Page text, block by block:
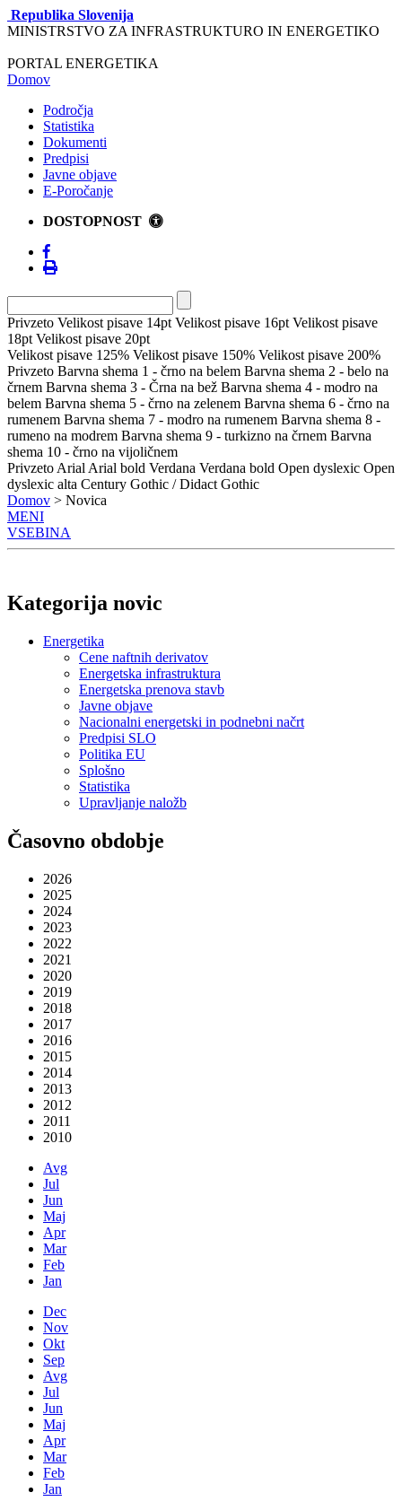
Republika Slovenija
MINISTRSTVO ZA INFRASTRUKTURO IN ENERGETIKO
PORTAL ENERGETIKA
Domov
Področja
Statistika
Dokumenti
Predpisi
Javne objave
E-Poročanje
DOSTOPNOST
Privzeto Velikost pisave 14pt Velikost pisave 16pt Velikost pisave
18pt Velikost pisave 20pt
Velikost pisave 125% Velikost pisave 150% Velikost pisave 200%
Privzeto Barvna shema 1 - črno na belem Barvna shema 2 - belo na
črnem Barvna shema 3 - Črna na bež Barvna shema 4 - modro na
belem Barvna shema 5 - črno na zelenem Barvna shema 6 - črno na
rumenem Barvna shema 7 - modro na rumenem Barvna shema 8 -
rumeno na modrem Barvna shema 9 - turkizno na črnem Barvna
shema 10 - črno na vijoličnem
Privzeto Arial Arial bold Verdana Verdana bold Open dyslexic Open
dyslexic alta Century Gothic / Didact Gothic
Domov > Novica
MENI
VSEBINA
Kategorija novic
Energetika
Cene naftnih derivatov
Energetska infrastruktura
Energetska prenova stavb
Javne objave
Nacionalni energetski in podnebni načrt
Predpisi SLO
Politika EU
Splošno
Statistika
Upravljanje naložb
Časovno obdobje
2026
2025
2024
2023
2022
2021
2020
2019
2018
2017
2016
2015
2014
2013
2012
2011
2010
Avg
Jul
Jun
Maj
Apr
Mar
Feb
Jan
Dec
Nov
Okt
Sep
Avg
Jul
Jun
Maj
Apr
Mar
Feb
Jan